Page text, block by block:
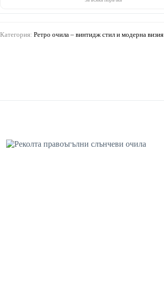
Категория: Ретро очила – винтидж стил и модерна визия